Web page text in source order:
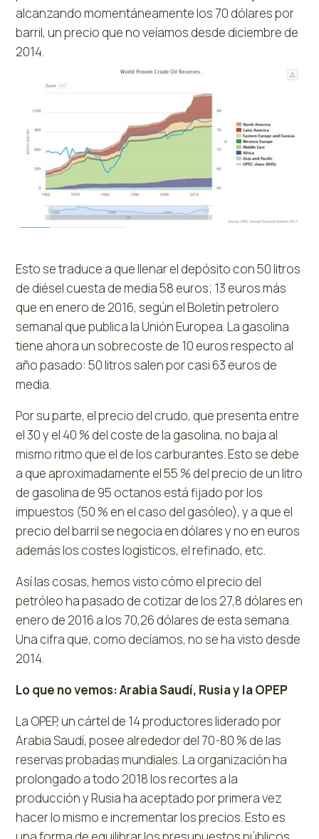
alcanzando momentáneamente los 70 dólares por
barril, un precio que no veíamos desde diciembre de
2014.
Esto se traduce a que llenar el depósito con 50 litros
de diésel cuesta de media 58 euros; 13 euros más
que en enero de 2016, según el Boletín petrolero
semanal que publica la Unión Europea. La gasolina
tiene ahora un sobrecoste de 10 euros respecto al
año pasado: 50 litros salen por casi 63 euros de
media.
Por su parte, el precio del crudo, que presenta entre
el 30 y el 40 % del coste de la gasolina, no baja al
mismo ritmo que el de los carburantes. Esto se debe
a que aproximadamente el 55 % del precio de un litro
de gasolina de 95 octanos está fijado por los
impuestos (50 % en el caso del gasóleo), y a que el
precio del barril se negocia en dólares y no en euros
además los costes logísticos, el refinado, etc.
Así las cosas, hemos visto cómo el precio del
petróleo ha pasado de cotizar de los 27,8 dólares en
enero de 2016 a los 70,26 dólares de esta semana.
Una cifra que, como decíamos, no se ha visto desde
2014.
Lo que no vemos: Arabia Saudí, Rusia y la OPEP
La OPEP, un cártel de 14 productores liderado por
Arabia Saudí, posee alrededor del 70-80 % de las
reservas probadas mundiales. La organización ha
prolongado a todo 2018 los recortes a la
producción y Rusia ha aceptado por primera vez
hacer lo mismo e incrementar los precios. Esto es